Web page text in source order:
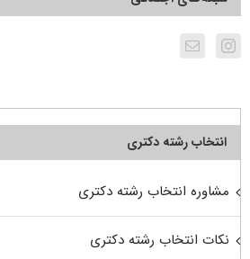
انتخاب رشته دکتری
مشاوره انتخاب رشته دکتری
نکات انتخاب رشته دکتری